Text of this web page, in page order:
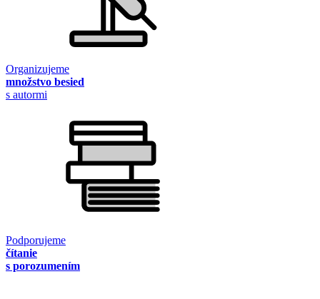
Organizujeme
množstvo besied
s autormi
Podporujeme
čítanie
s porozumením